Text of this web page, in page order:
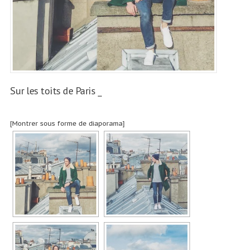
Sur les toits de Paris _
[Montrer sous forme de diaporama]